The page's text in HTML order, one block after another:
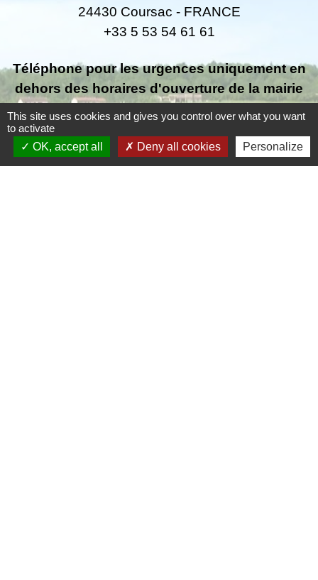
24430 Coursac - FRANCE
+33 5 53 54 61 61
Téléphone pour les urgences uniquement en
dehors des horaires d'ouverture de la mairie
06.25.42.48.37
This site uses cookies and gives you control over what you want
to activate
OK, accept all
Deny all cookies Personalize